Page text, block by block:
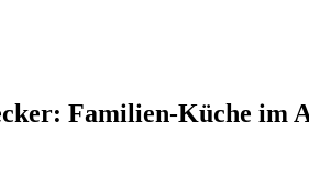
Familien-Küche im